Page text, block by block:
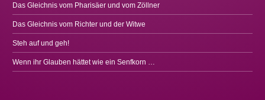
Das Gleichnis vom Pharisäer und vom Zöllner
Das Gleichnis vom Richter und der Witwe
Steh auf und geh!
Wenn ihr Glauben hättet wie ein Senfkorn …